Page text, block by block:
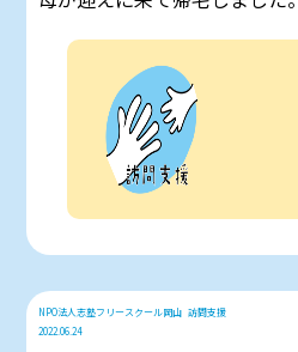
NPO法人志塾フリースクール岡山 訪問支援
2022.06.24